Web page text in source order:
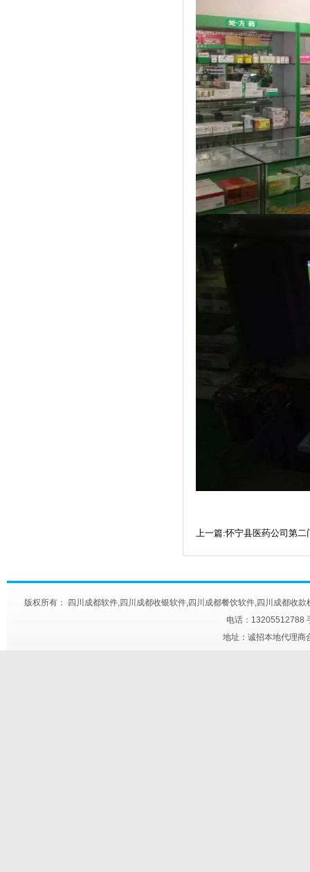
上一篇:怀宁县医药公司第二
版权所有： 四川成都软件,四川成都收银软件,四川成都餐饮软件,四川成都收
电话：13205512788
地址：诚招本地代理商